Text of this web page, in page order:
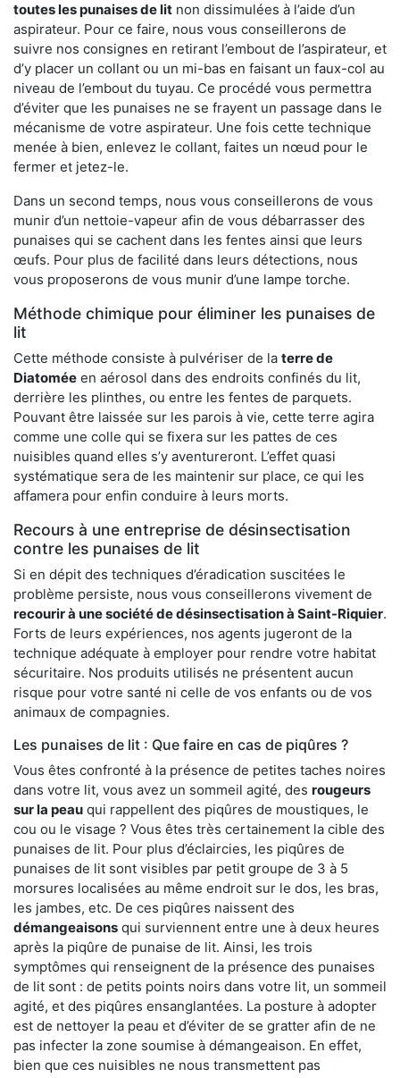
toutes les punaises de lit non dissimulées à l’aide d’un
aspirateur. Pour ce faire, nous vous conseillerons de
suivre nos consignes en retirant l’embout de l’aspirateur, et
d’y placer un collant ou un mi-bas en faisant un faux-col au
niveau de l’embout du tuyau. Ce procédé vous permettra
d’éviter que les punaises ne se frayent un passage dans le
mécanisme de votre aspirateur. Une fois cette technique
menée à bien, enlevez le collant, faites un nœud pour le
fermer et jetez-le.
Dans un second temps, nous vous conseillerons de vous
munir d’un nettoie-vapeur afin de vous débarrasser des
punaises qui se cachent dans les fentes ainsi que leurs
œufs. Pour plus de facilité dans leurs détections, nous
vous proposerons de vous munir d’une lampe torche.
Méthode chimique pour éliminer les punaises de
lit
Cette méthode consiste à pulvériser de la terre de
Diatomée en aérosol dans des endroits confinés du lit,
derrière les plinthes, ou entre les fentes de parquets.
Pouvant être laissée sur les parois à vie, cette terre agira
comme une colle qui se fixera sur les pattes de ces
nuisibles quand elles s’y aventureront. L’effet quasi
systématique sera de les maintenir sur place, ce qui les
affamera pour enfin conduire à leurs morts.
Recours à une entreprise de désinsectisation
contre les punaises de lit
Si en dépit des techniques d’éradication suscitées le
problème persiste, nous vous conseillerons vivement de
recourir à une société de désinsectisation à Saint-Riquier.
Forts de leurs expériences, nos agents jugeront de la
technique adéquate à employer pour rendre votre habitat
sécuritaire. Nos produits utilisés ne présentent aucun
risque pour votre santé ni celle de vos enfants ou de vos
animaux de compagnies.
Les punaises de lit : Que faire en cas de piqûres ?
Vous êtes confronté à la présence de petites taches noires
dans votre lit, vous avez un sommeil agité, des rougeurs
sur la peau qui rappellent des piqûres de moustiques, le
cou ou le visage ? Vous êtes très certainement la cible des
punaises de lit. Pour plus d’éclaircies, les piqûres de
punaises de lit sont visibles par petit groupe de 3 à 5
morsures localisées au même endroit sur le dos, les bras,
les jambes, etc. De ces piqûres naissent des
démangeaisons qui surviennent entre une à deux heures
après la piqûre de punaise de lit. Ainsi, les trois
symptômes qui renseignent de la présence des punaises
de lit sont : de petits points noirs dans votre lit, un sommeil
agité, et des piqûres ensanglantées. La posture à adopter
est de nettoyer la peau et d’éviter de se gratter afin de ne
pas infecter la zone soumise à démangeaison. En effet,
bien que ces nuisibles ne nous transmettent pas